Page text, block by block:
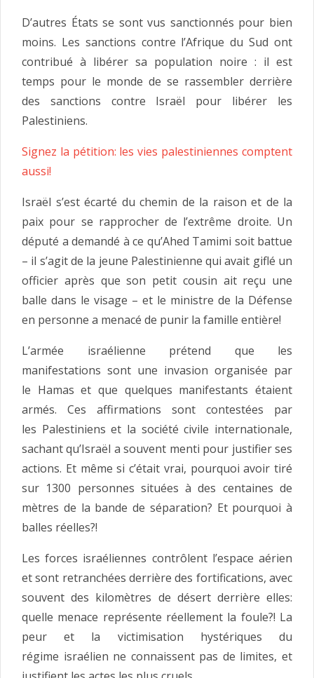
D’autres États se sont vus sanctionnés pour bien
moins. Les sanctions contre l’Afrique du Sud ont
contribué à libérer sa population noire : il est
temps pour le monde de se rassembler derrière
des sanctions contre Israël pour libérer les
Palestiniens.
Signez la pétition: les vies palestiniennes comptent
aussi!
Israël s’est écarté du chemin de la raison et de la
paix pour se rapprocher de l’extrême droite. Un
député a demandé à ce qu’Ahed Tamimi soit battue
– il s’agit de la jeune Palestinienne qui avait giflé un
officier après que son petit cousin ait reçu une
balle dans le visage – et le ministre de la Défense
en personne a menacé de punir la famille entière!
L’armée israélienne prétend que les
manifestations sont une invasion organisée par
le Hamas et que quelques manifestants étaient
armés. Ces affirmations sont contestées par
les Palestiniens et la société civile internationale,
sachant qu’Israël a souvent menti pour justifier ses
actions. Et même si c’était vrai, pourquoi avoir tiré
sur 1300 personnes situées à des centaines de
mètres de la bande de séparation? Et pourquoi à
balles réelles?!
Les forces israéliennes contrôlent l’espace aérien
et sont retranchées derrière des fortifications, avec
souvent des kilomètres de désert derrière elles:
quelle menace représente réellement la foule?! La
peur et la victimisation hystériques du
régime israélien ne connaissent pas de limites, et